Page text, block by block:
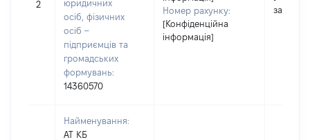
2
юридичних
осіб, фізичних
осіб –
підприємців та
громадських
формувань:
14360570
Номер рахунку:
[Конфіденційна
інформація]
Найменування:
АТ КБ